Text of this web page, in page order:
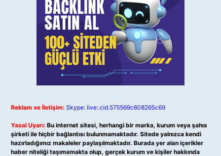
Reklam ve İletişim: Skype: live:.cid.575569c608265c69
Yasal Uyarı: Bu internet sitesi, herhangi bir marka, kurum veya şahıs
şirketi ile hiçbir bağlantısı bulunmamaktadır. Sitede yalnızca kendi
hazırladığımız makaleler paylaşılmaktadır. Burada yer alan içerikler
haber niteliği taşımamakta olup, gerçek kurum ve kişiler hakkında